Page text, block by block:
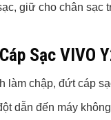
giữ cho chân sạc
Sạc VIVO
làm chập, đứt cáp
dẫn đến máy